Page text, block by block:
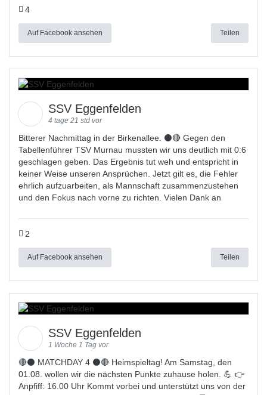
4
Auf Facebook ansehen Teilen
SSV Eggenfelden
4 tage 21 std vor
Bitterer Nachmittag in der Birkenallee. ⚫🔴 Gegen den
Tabellenführer TSV Murnau mussten wir uns deutlich mit 0:6
geschlagen geben. Das Ergebnis tut weh und entspricht in
keiner Weise unseren Ansprüchen. Jetzt gilt es, die Fehler
ehrlich aufzuarbeiten, als Mannschaft zusammenzustehen
und den Fokus nach vorne zu richten. Vielen Dank an
2
Auf Facebook ansehen Teilen
SSV Eggenfelden
1 Woche 1 Tag vor
🔴⚫ MATCHDAY 4 ⚫🔴 Heimspieltag! Am Samstag, den
01.08. wollen wir die nächsten Punkte zuhause holen. 💪 👉
Anpfiff: 16.00 Uhr Kommt vorbei und unterstützt uns von der